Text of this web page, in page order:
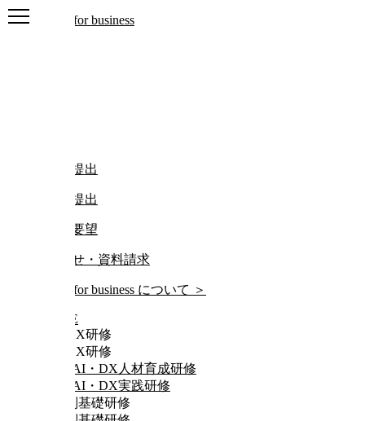
レポートを提出
レポートを提出
研修動画ご要望
お問い合わせ・資料請求
について ＞
HOME
AI・DX研修
AI・DX研修
AI・DX人材育成研修
AI・DX実践研修
階層別基礎研修